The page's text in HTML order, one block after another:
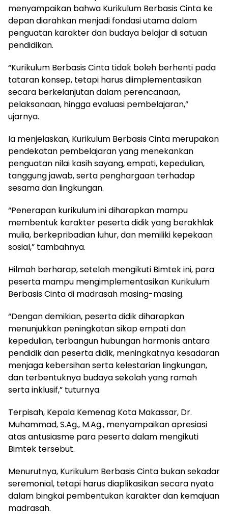
menyampaikan bahwa Kurikulum Berbasis Cinta ke
depan diarahkan menjadi fondasi utama dalam
penguatan karakter dan budaya belajar di satuan
pendidikan.
“Kurikulum Berbasis Cinta tidak boleh berhenti pada
tataran konsep, tetapi harus diimplementasikan
secara berkelanjutan dalam perencanaan,
pelaksanaan, hingga evaluasi pembelajaran,”
ujarnya.
Ia menjelaskan, Kurikulum Berbasis Cinta merupakan
pendekatan pembelajaran yang menekankan
penguatan nilai kasih sayang, empati, kepedulian,
tanggung jawab, serta penghargaan terhadap
sesama dan lingkungan.
“Penerapan kurikulum ini diharapkan mampu
membentuk karakter peserta didik yang berakhlak
mulia, berkepribadian luhur, dan memiliki kepekaan
sosial,” tambahnya.
Hilmah berharap, setelah mengikuti Bimtek ini, para
peserta mampu mengimplementasikan Kurikulum
Berbasis Cinta di madrasah masing-masing.
“Dengan demikian, peserta didik diharapkan
menunjukkan peningkatan sikap empati dan
kepedulian, terbangun hubungan harmonis antara
pendidik dan peserta didik, meningkatnya kesadaran
menjaga kebersihan serta kelestarian lingkungan,
dan terbentuknya budaya sekolah yang ramah
serta inklusif,” tuturnya.
Terpisah, Kepala Kemenag Kota Makassar, Dr.
Muhammad, S.Ag., M.Ag., menyampaikan apresiasi
atas antusiasme para peserta dalam mengikuti
Bimtek tersebut.
Menurutnya, Kurikulum Berbasis Cinta bukan sekadar
seremonial, tetapi harus diaplikasikan secara nyata
dalam bingkai pembentukan karakter dan kemajuan
madrasah.